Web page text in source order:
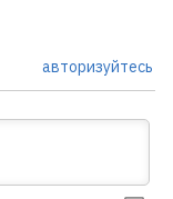
авторизуйтесь